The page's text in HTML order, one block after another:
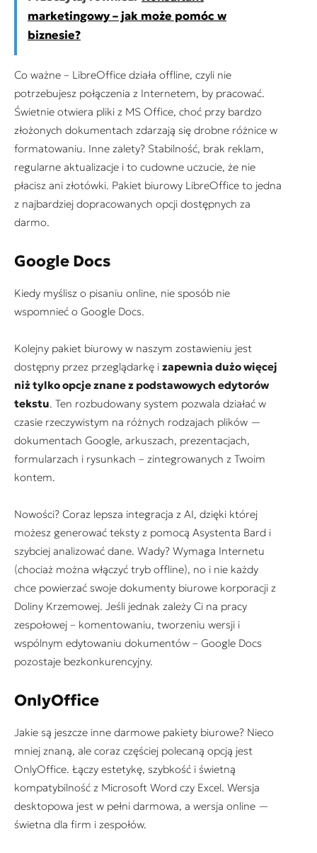
marketingowy – jak może pomóc w
biznesie?
Co ważne – LibreOffice działa offline, czyli nie
potrzebujesz połączenia z Internetem, by pracować.
Świetnie otwiera pliki z MS Office, choć przy bardzo
złożonych dokumentach zdarzają się drobne różnice w
formatowaniu. Inne zalety? Stabilność, brak reklam,
regularne aktualizacje i to cudowne uczucie, że nie
płacisz ani złotówki. Pakiet biurowy LibreOffice to jedna
z najbardziej dopracowanych opcji dostępnych za
darmo.
Google Docs
Kiedy myślisz o pisaniu online, nie sposób nie
wspomnieć o Google Docs.
Kolejny pakiet biurowy w naszym zostawieniu jest
dostępny przez przeglądarkę i zapewnia dużo więcej
niż tylko opcje znane z podstawowych edytorów
tekstu. Ten rozbudowany system pozwala działać w
czasie rzeczywistym na różnych rodzajach plików —
dokumentach Google, arkuszach, prezentacjach,
formularzach i rysunkach – zintegrowanych z Twoim
kontem.
Nowości? Coraz lepsza integracja z AI, dzięki której
możesz generować teksty z pomocą Asystenta Bard i
szybciej analizować dane. Wady? Wymaga Internetu
(chociaż można włączyć tryb offline), no i nie każdy
chce powierzać swoje dokumenty biurowe korporacji z
Doliny Krzemowej. Jeśli jednak zależy Ci na pracy
zespołowej – komentowaniu, tworzeniu wersji i
wspólnym edytowaniu dokumentów – Google Docs
pozostaje bezkonkurencyjny.
OnlyOffice
Jakie są jeszcze inne darmowe pakiety biurowe? Nieco
mniej znaną, ale coraz częściej polecaną opcją jest
OnlyOffice. Łączy estetykę, szybkość i świetną
kompatybilność z Microsoft Word czy Excel. Wersja
desktopowa jest w pełni darmowa, a wersja online —
świetna dla firm i zespołów.